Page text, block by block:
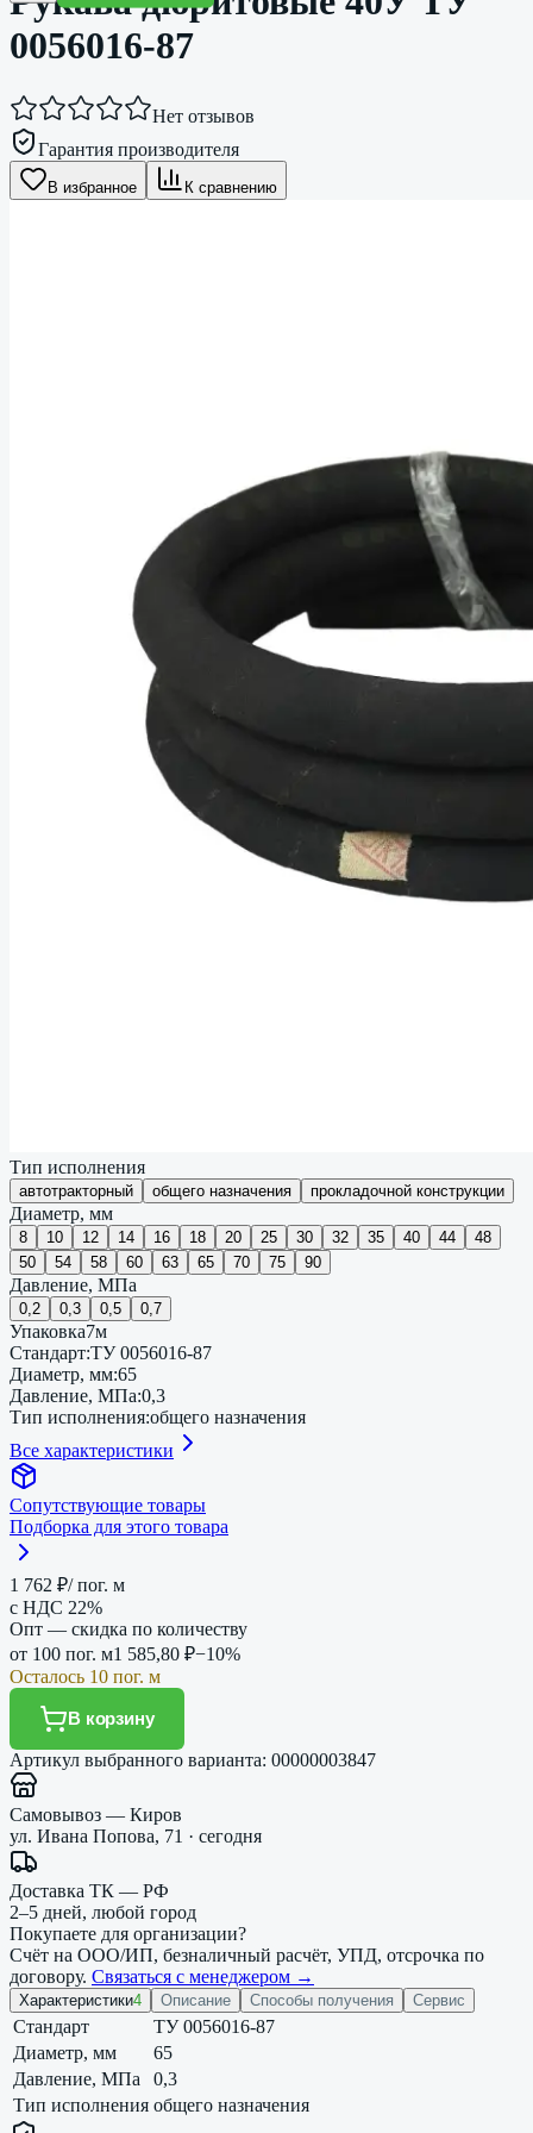
0056016-87
Нет отзывов
Гарантия производителя
В избранное К сравнению
Тип исполнения
автотракторный общего назначения прокладочной конструкции
Диаметр, мм
8 10 12 14 16 18 20 25 30 32 35 40 44
48
50
54 58 60 63 65 70 75 90
Давление, МПа
0,2 0,3 0,5 0,7
Упаковка7м
Стандарт:ТУ 0056016-87
Диаметр, мм:65
Давление, МПа:0,3
Тип исполнения:общего назначения
Все характеристики
Сопутствующие товары
Подборка для этого товара
1 762 ₽/ пог. м
с НДС 22%
Опт — скидка по количеству
от 100 пог. м1 585,80 ₽−10%
Осталось 10 пог. м
В корзину
Артикул выбранного варианта: 00000003847
Самовывоз — Киров
ул. Ивана Попова, 71 · сегодня
Доставка ТК — РФ
2–5 дней, любой город
Покупаете для организации?
Счёт на ООО/ИП, безналичный расчёт, УПД, отсрочка по
договору. Связаться с менеджером →
Характеристики4 Описание Способы получения Сервис
Стандарт
ТУ 0056016-87
Диаметр, мм
65
Давление, МПа
0,3
Тип исполнения общего назначения